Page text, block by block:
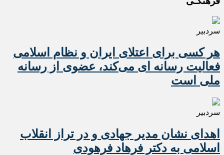
سردبیر
هر کسی برای اعتلای ایران و نظام اسلامی
فعالیت رسانه ای می‌کند، عضوی از رسانه
ملی است
سردبیر
اهدای نشان مدیر جهادی و در تراز انقلاب
اسلامی به دکتر فرهاد فرهودی